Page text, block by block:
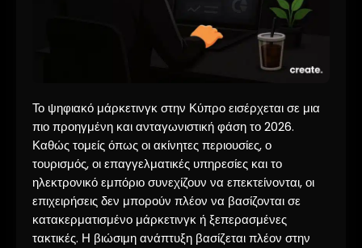
Το ψηφιακό μάρκετινγκ στην Κύπρο εισέρχεται σε μια
πιο προηγμένη και ανταγωνιστική φάση το 2026.
Καθώς τομείς όπως οι ακίνητες περιουσίες, ο
τουρισμός, οι επαγγελματικές υπηρεσίες και το
ηλεκτρονικό εμπόριο συνεχίζουν να επεκτείνονται, οι
επιχειρήσεις δεν μπορούν πλέον να βασίζονται σε
κατακερματισμένο μάρκετινγκ ή ξεπερασμένες
τακτικές. Η βιώσιμη ανάπτυξη βασίζεται πλέον στην